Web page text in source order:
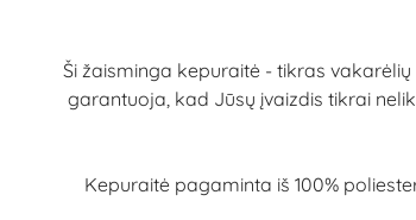
Ši žaisminga kepuraitė - tikras
garantuoja, kad Jūsų įvaizdis tikrai
Kepuraitė pagaminta iš 100%